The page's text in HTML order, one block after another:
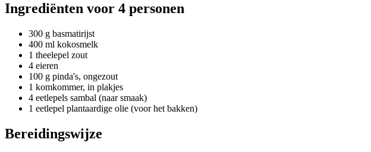
Ingrediënten voor 4 personen
300 g basmatirijst
400 ml kokosmelk
1 theelepel zout
4 eieren
100 g pinda's, ongezout
1 komkommer, in plakjes
4 eetlepels sambal (naar smaak)
1 eetlepel plantaardige olie (voor het bakken)
Bereidingswijze